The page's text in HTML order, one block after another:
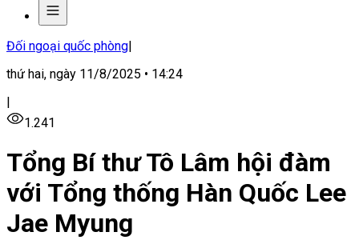
Đối ngoại quốc phòng|
thứ hai, ngày 11/8/2025 • 14:24
|
1.241
Tổng Bí thư Tô Lâm hội đàm
với Tổng thống Hàn Quốc Lee
Jae Myung